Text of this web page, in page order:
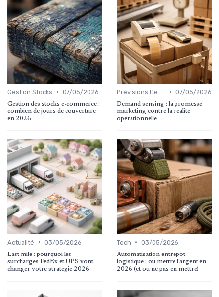
Gestion Stocks • 07/05/2026
Gestion des stocks e-commerce :
combien de jours de couverture
en 2026
• 07/05/2026
Demand sensing : la promesse
marketing contre la realite
operationnelle
Actualité • 03/05/2026
Last mile : pourquoi les
surcharges FedEx et UPS vont
changer votre strategie 2026
Tech • 03/05/2026
Automatisation entrepot
logistique : ou mettre l'argent en
2026 (et ou ne pas en mettre)